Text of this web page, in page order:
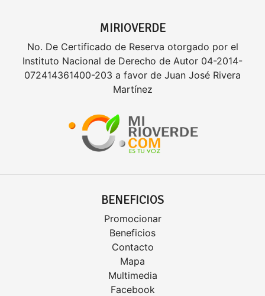
MIRIOVERDE
No. De Certificado de Reserva otorgado por el
Instituto Nacional de Derecho de Autor 04-2014-
072414361400-203 a favor de Juan José Rivera
Martínez
BENEFICIOS
Promocionar
Beneficios
Contacto
Mapa
Multimedia
Facebook